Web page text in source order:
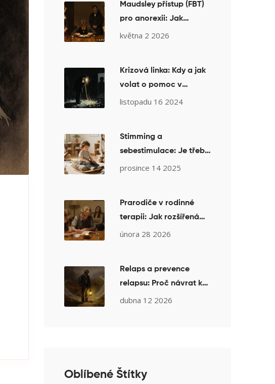
Maudsley přístup (FBT)
pro anorexii: Jak
funguje rodinná terapie
května 2 2026
Krizová linka: Kdy a jak
volat o pomoc v
psychické tísni
listopadu 16 2024
Stimming a
sebestimulace: Je třeba
to potlačovat?
prosince 14 2025
Prarodiče v rodinné
terapii: Jak rozšířená
rodina ovlivňuje léčbu
února 28 2026
Relaps a prevence
relapsu: Proč návrat k
užívání není selháním
dubna 12 2026
Oblíbené Štítky